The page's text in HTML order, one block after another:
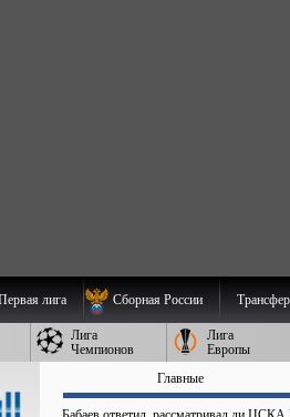
лига Сборная России
Лига
Чемпионов
Лига
Европы
Главные